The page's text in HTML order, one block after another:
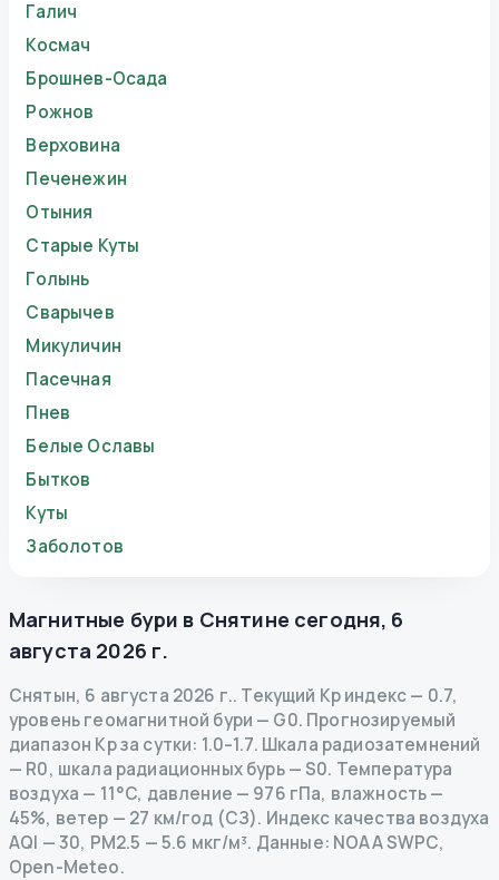
Галич
Космач
Брошнев-Осада
Рожнов
Верховина
Печенежин
Отыния
Старые Куты
Голынь
Сварычев
Микуличин
Пасечная
Пнев
Белые Ославы
Бытков
Куты
Заболотов
Магнитные бури в Снятине сегодня, 6
августа 2026 г.
Снятын, 6 августа 2026 г.. Текущий Kp индекс— 0.7,
уровень геомагнитной бури — G0. Прогнозируемый
диапазон Kp за сутки: 1.0–1.7. Шкала радиозатемнений
— R0, шкала радиационных бурь— S0. Температура
воздуха — 11°C, давление — 976 гПа, влажность —
45%, ветер — 27 км/год (СЗ). Индекс качества воздуха
AQI — 30, PM2.5 — 5.6 мкг/м³. Данные: NOAA SWPC,
Open-Meteo.